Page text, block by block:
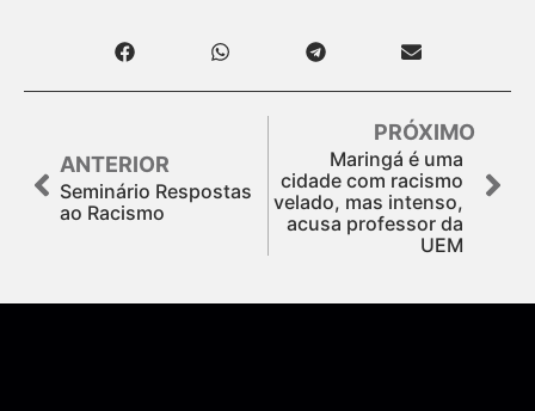
ANTERIOR
Seminário Respostas
ao Racismo
PRÓXIMO
Maringá é uma
cidade com racismo
velado, mas intenso,
acusa professor da
UEM